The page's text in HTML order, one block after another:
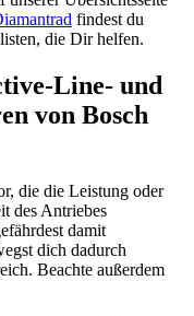
findest du
die Dir helfen.
Line- und
von Bosch
die die Leistung oder
des Antriebes
damit
dich dadurch
Beachte außerdem